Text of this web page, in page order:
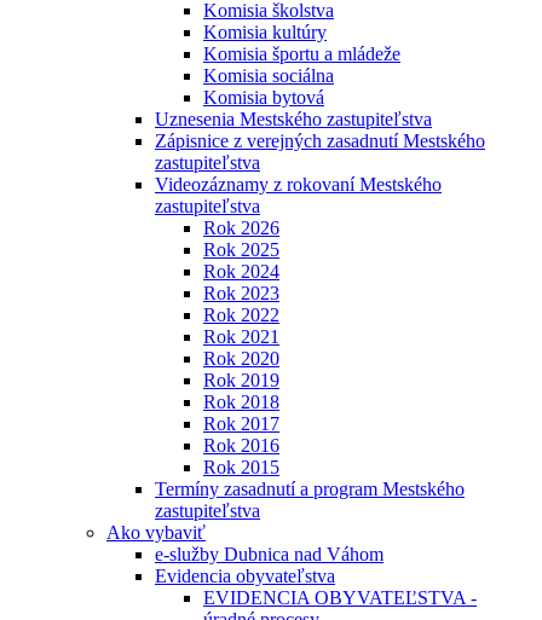
Komisia školstva
Komisia kultúry
Komisia športu a mládeže
Komisia sociálna
Komisia bytová
Uznesenia Mestského zastupiteľstva
Zápisnice z verejných zasadnutí Mestského
zastupiteľstva
Videozáznamy z rokovaní Mestského
zastupiteľstva
Rok 2026
Rok 2025
Rok 2024
Rok 2023
Rok 2022
Rok 2021
Rok 2020
Rok 2019
Rok 2018
Rok 2017
Rok 2016
Rok 2015
Termíny zasadnutí a program Mestského
zastupiteľstva
Ako vybaviť
e-služby Dubnica nad Váhom
Evidencia obyvateľstva
EVIDENCIA OBYVATEĽSTVA -